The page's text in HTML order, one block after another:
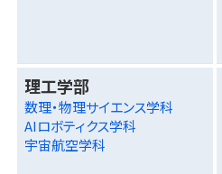
理工学部
数理・物理サイエンス学科
AIロボティクス学科
宇宙航空学科